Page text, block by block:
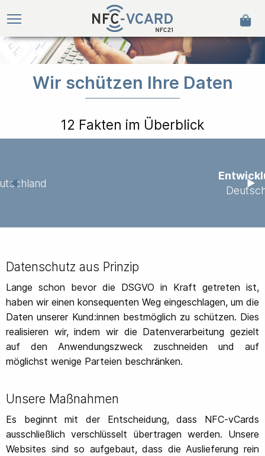
Wir schützen Ihre Daten
12 Fakten im Überblick
Previous Slide
◀ ▶
Datenschutz aus Prinzip
Lange schon bevor die DSGVO in Kraft getreten ist,
haben wir einen konsequenten Weg eingeschlagen, um die
Daten unserer Kund:innen bestmöglich zu schützen. Dies
realisieren wir, indem wir die Datenverarbeitung gezielt
auf den Anwendungszweck zuschneiden und auf
möglichst wenige Parteien beschränken.
Unsere Maßnahmen
Es beginnt mit der Entscheidung, dass NFC-vCards
ausschließlich verschlüsselt übertragen werden. Unsere
Websites sind so aufgebaut, dass die Auslieferung rein